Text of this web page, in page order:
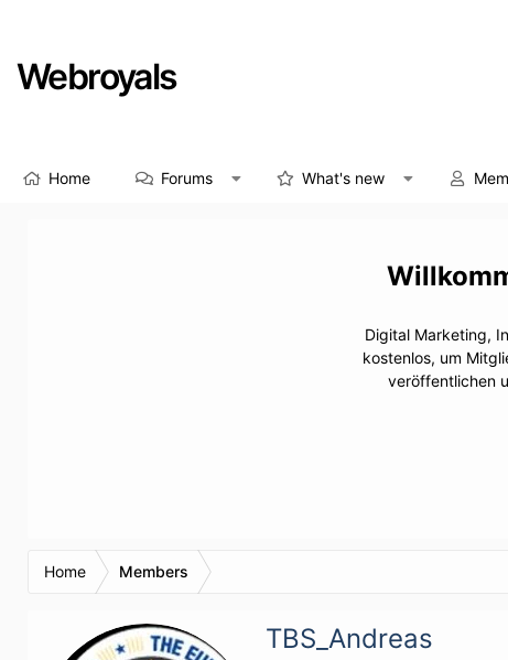
Webroyals
Home Forums What's new
Digital Marketing,
kostenlos, um
veröffentlichen
Home Members
TBS_Andreas